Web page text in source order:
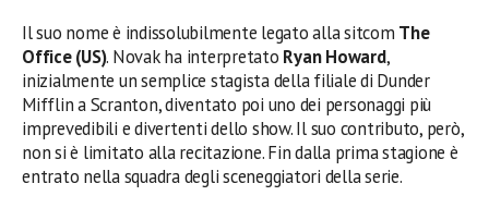
Il suo nome è indissolubilmente legato alla sitcom The
Office (US). Novak ha interpretato Ryan Howard,
inizialmente un semplice stagista della filiale di Dunder
Mifflin a Scranton, diventato poi uno dei personaggi più
imprevedibili e divertenti dello show. Il suo contributo, però,
non si è limitato alla recitazione. Fin dalla prima stagione è
entrato nella squadra degli sceneggiatori della serie.